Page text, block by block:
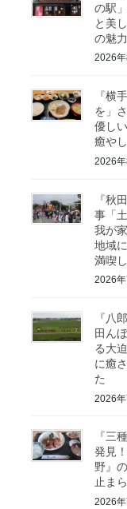
の駅
と美
の魅
2026年
『横
を」
優し
癒や
2026
『秋
事「
我が
地域
満喫
2026
『八
田ん
る大
に癒
た
2026
『三
発見
野』
止ま
2026